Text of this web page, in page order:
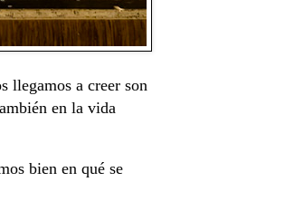
llegamos a creer son
en la vida
bien en qué se